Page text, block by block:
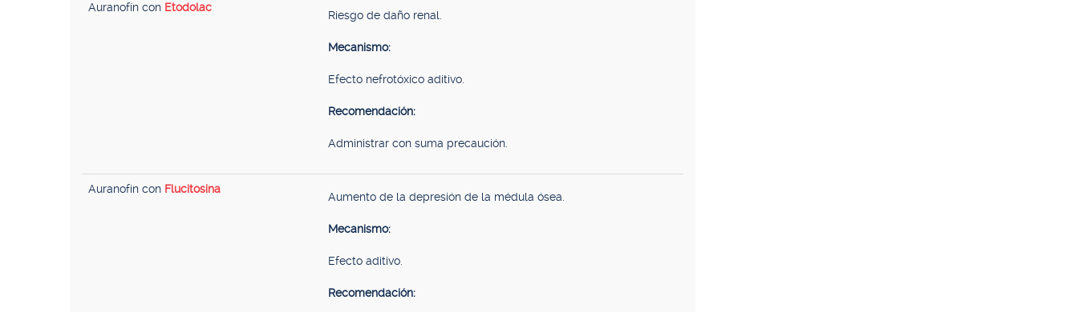
Auranofín con Etodolac
Riesgo de daño renal.
Mecanismo:
Efecto nefrotóxico aditivo.
Recomendación:
Administrar con suma precaución.
Auranofín con Flucitosina
Aumento de la depresión de la médula ósea.
Mecanismo:
Efecto aditivo.
Recomendación: